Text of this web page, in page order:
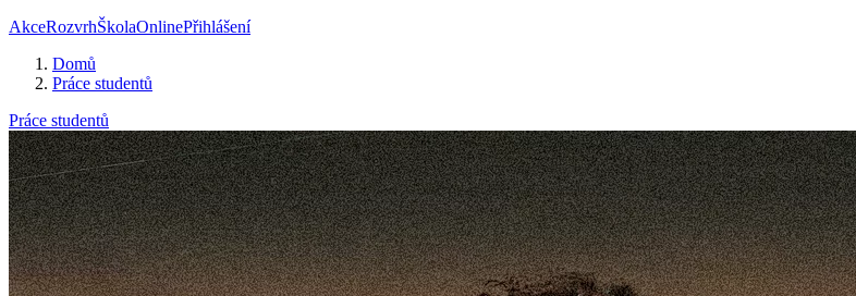
AkceRozvrhŠkolaOnlinePřihlášení
Domů
Práce studentů
Práce studentů